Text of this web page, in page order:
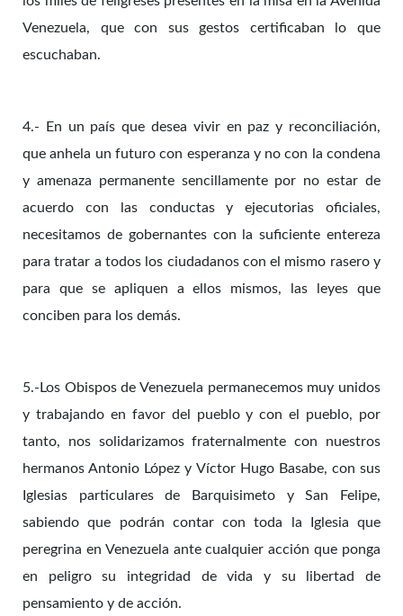
Venezuela, que con sus gestos certificaban lo que
escuchaban.
4.- En un país que desea vivir en paz y reconciliación,
que anhela un futuro con esperanza y no con la condena
y amenaza permanente sencillamente por no estar de
acuerdo con las conductas y ejecutorias oficiales,
necesitamos de gobernantes con la suficiente entereza
para tratar a todos los ciudadanos con el mismo rasero y
para que se apliquen a ellos mismos, las leyes que
conciben para los demás.
5.-Los Obispos de Venezuela permanecemos muy unidos
y trabajando en favor del pueblo y con el pueblo, por
tanto, nos solidarizamos fraternalmente con nuestros
hermanos Antonio López y Víctor Hugo Basabe, con sus
Iglesias particulares de Barquisimeto y San Felipe,
sabiendo que podrán contar con toda la Iglesia que
peregrina en Venezuela ante cualquier acción que ponga
en peligro su integridad de vida y su libertad de
pensamiento y de acción.